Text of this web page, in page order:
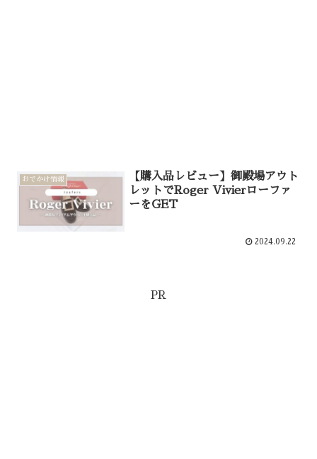
おでかけ情報
【購入品レビュー】御殿場アウト
レットでRoger Vivierローファ
ーをGET
2024.09.22
PR